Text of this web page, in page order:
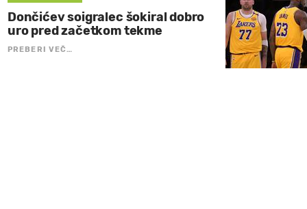
Dončićev soigralec šokiral dobro
uro pred začetkom tekme
PREBERI VEČ…